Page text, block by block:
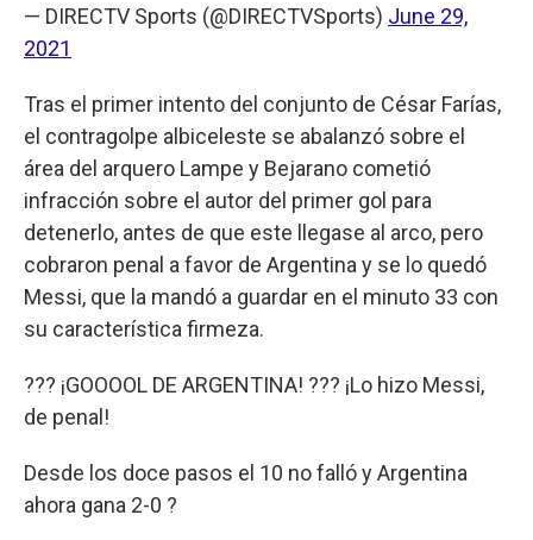
— DIRECTV Sports (@DIRECTVSports) June 29,
2021
Tras el primer intento del conjunto de César Farías,
el contragolpe albiceleste se abalanzó sobre el
área del arquero Lampe y Bejarano cometió
infracción sobre el autor del primer gol para
detenerlo, antes de que este llegase al arco, pero
cobraron penal a favor de Argentina y se lo quedó
Messi, que la mandó a guardar en el minuto 33 con
su característica firmeza.
??? ¡GOOOOL DE ARGENTINA! ??? ¡Lo hizo Messi,
de penal!
Desde los doce pasos el 10 no falló y Argentina
ahora gana 2-0 ?